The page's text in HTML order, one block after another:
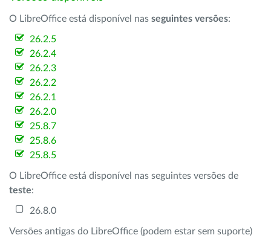
O LibreOffice está disponível nas seguintes versões:
26.2.5
26.2.4
26.2.3
26.2.2
26.2.1
26.2.0
25.8.7
25.8.6
25.8.5
O LibreOffice está disponível nas seguintes versões de
teste:
26.8.0
Versões antigas do LibreOffice (podem estar sem suporte)